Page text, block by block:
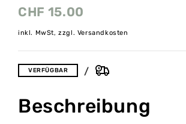
CHF 15.00
inkl. MwSt, zzgl. Versandkosten
VERFÜGBAR
Beschreibung